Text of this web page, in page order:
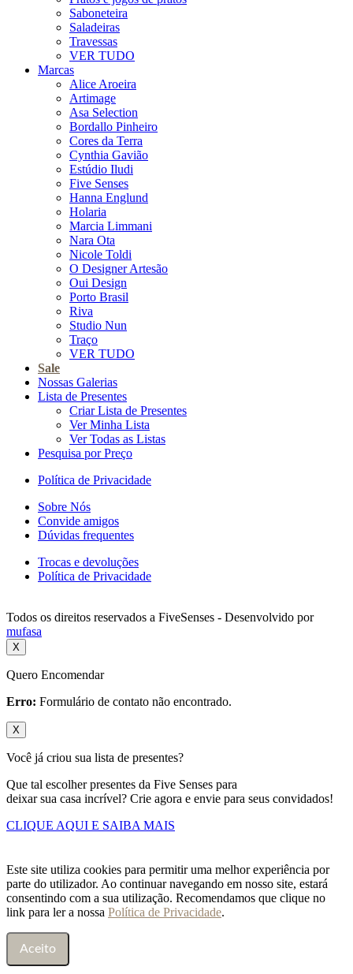
Saboneteira
Saladeiras
Travessas
VER TUDO
Marcas
Alice Aroeira
Artimage
Asa Selection
Bordallo Pinheiro
Cores da Terra
Cynthia Gavião
Estúdio Iludi
Five Senses
Hanna Englund
Holaria
Marcia Limmani
Nara Ota
Nicole Toldi
O Designer Artesão
Oui Design
Porto Brasil
Riva
Studio Nun
Traço
VER TUDO
Sale
Nossas Galerias
Lista de Presentes
Criar Lista de Presentes
Ver Minha Lista
Ver Todas as Listas
Pesquisa por Preço
Política de Privacidade
Sobre Nós
Convide amigos
Dúvidas frequentes
Trocas e devoluções
Política de Privacidade
Todos os direitos reservados a FiveSenses - Desenvolvido por
mufasa
X
Quero Encomendar
Erro: Formulário de contato não encontrado.
X
Você já criou sua lista de presentes?
Que tal escolher presentes da Five Senses para
deixar sua casa incrível? Crie agora e envie para seus convidados!
CLIQUE AQUI E SAIBA MAIS
Este site utiliza cookies para permitir uma melhor experiência por
parte do utilizador. Ao continuar navegando em nosso site, estará
consentindo com a sua utilização. Recomendamos que clique no
link para ler a nossa Política de Privacidade.
Aceito